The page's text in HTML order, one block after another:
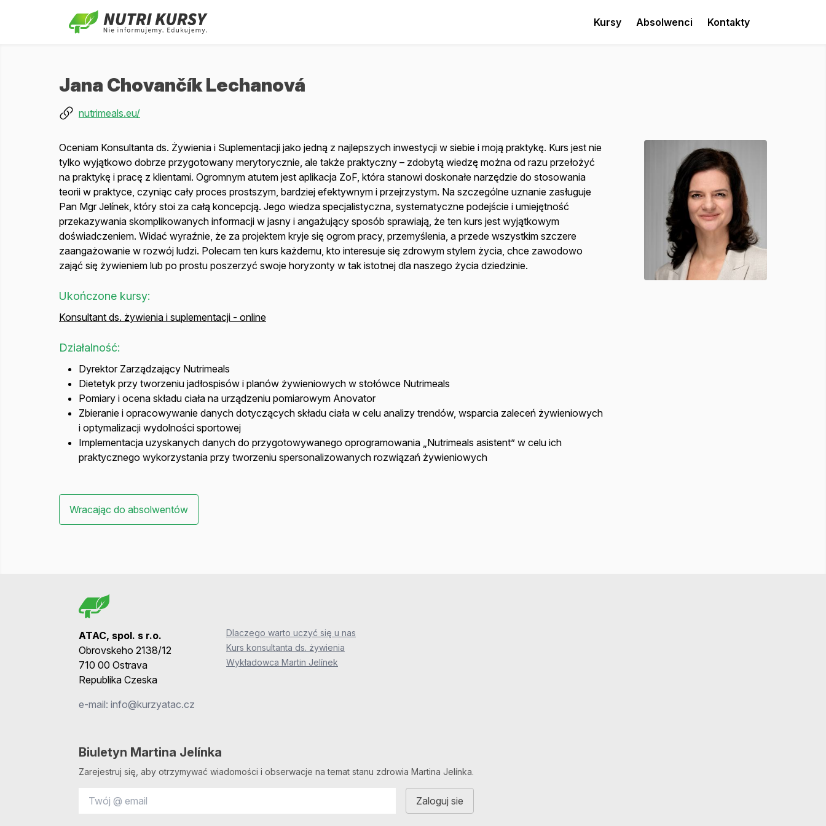
Kursy Absolwenci Kontakty
Jana Chovančík Lechanová
nutrimeals.eu/
Oceniam Konsultanta ds. Żywienia i Suplementacji jako jedną z najlepszych inwestycji w siebie i moją praktykę. Kurs jest nie
tylko wyjątkowo dobrze przygotowany merytorycznie, ale także praktyczny – zdobytą wiedzę można od razu przełożyć
na praktykę i pracę z klientami. Ogromnym atutem jest aplikacja ZoF, która stanowi doskonałe narzędzie do stosowania
teorii w praktyce, czyniąc cały proces prostszym, bardziej efektywnym i przejrzystym. Na szczególne uznanie zasługuje
Pan Mgr Jelínek, który stoi za całą koncepcją. Jego wiedza specjalistyczna, systematyczne podejście i umiejętność
przekazywania skomplikowanych informacji w jasny i angażujący sposób sprawiają, że ten kurs jest wyjątkowym
doświadczeniem. Widać wyraźnie, że za projektem kryje się ogrom pracy, przemyślenia, a przede wszystkim szczere
zaangażowanie w rozwój ludzi. Polecam ten kurs każdemu, kto interesuje się zdrowym stylem życia, chce zawodowo
zająć się żywieniem lub po prostu poszerzyć swoje horyzonty w tak istotnej dla naszego życia dziedzinie.
Ukończone kursy:
Konsultant ds. żywienia i suplementacji - online
Działalność:
Dyrektor Zarządzający Nutrimeals
Dietetyk przy tworzeniu jadłospisów i planów żywieniowych w stołówce Nutrimeals
Pomiary i ocena składu ciała na urządzeniu pomiarowym Anovator
Zbieranie i opracowywanie danych dotyczących składu ciała w celu analizy trendów, wsparcia zaleceń żywieniowych
i optymalizacji wydolności sportowej
Implementacja uzyskanych danych do przygotowywanego oprogramowania „Nutrimeals asistent” w celu ich
praktycznego wykorzystania przy tworzeniu spersonalizowanych rozwiązań żywieniowych
Wracając do absolwentów
ATAC, spol. s r.o.
Obrovskeho 2138/12
710 00 Ostrava
Republika Czeska
e-mail: info@kurzyatac.cz
Dlaczego warto uczyć się u nas
Kurs konsultanta ds. żywienia
Wykładowca Martin Jelínek
Biuletyn Martina Jelínka
Zarejestruj się, aby otrzymywać wiadomości i obserwacje na temat stanu zdrowia Martina Jelínka.